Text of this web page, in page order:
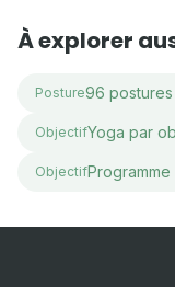
À explorer
Posture96
ObjectifYoga par
Objectif